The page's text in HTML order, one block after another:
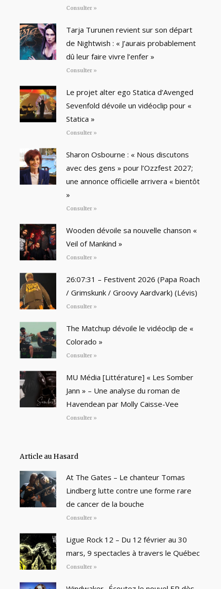
Consulter »
Tarja Turunen revient sur son départ
de Nightwish : « J’aurais probablement
dû leur faire vivre l’enfer »
Consulter »
Le projet alter ego Statica d’Avenged
Sevenfold dévoile un vidéoclip pour «
Statica »
Consulter »
Sharon Osbourne : « Nous discutons
avec des gens » pour l’Ozzfest 2027;
une annonce officielle arrivera « bientôt
»
Consulter »
Wooden dévoile sa nouvelle chanson «
Veil of Mankind »
Consulter »
26:07:31 – Festivent 2026 (Papa Roach
/ Grimskunk / Groovy Aardvark) (Lévis)
Consulter »
The Matchup dévoile le vidéoclip de «
Colorado »
Consulter »
MU Média [Littérature] « Les Somber
Jann » – Une analyse du roman de
Havendean par Molly Caisse-Vee
Consulter »
Article au Hasard
At The Gates – Le chanteur Tomas
Lindberg lutte contre une forme rare
de cancer de la bouche
Consulter »
Ligue Rock 12 – Du 12 février au 30
mars, 9 spectacles à travers le Québec
Consulter »